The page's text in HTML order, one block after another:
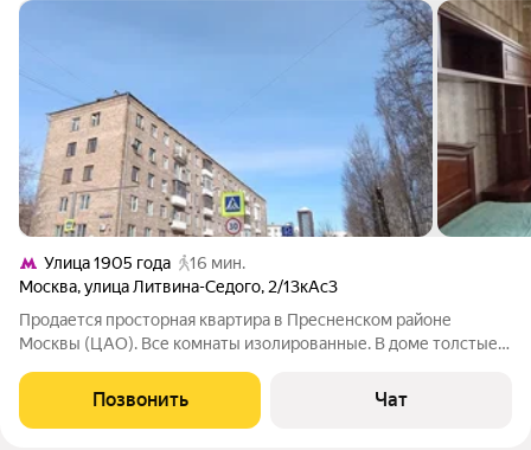
Улица 1905 года
16 мин.
Москва,улица Литвина-Седого, 2/13кАс3
Продается просторная квартира в Пресненском районе
Москвы (ЦАО). Все комнаты изолированные. В доме толстые
прохладно. Высокие потолки. Зеленый двор со шлагбаумом.
Квартира требует ремонта -
Позвонить Чат